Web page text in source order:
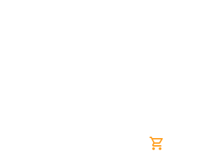
Coş